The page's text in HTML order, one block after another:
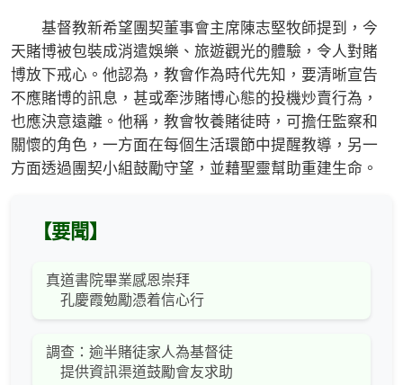
基督教新希望團契董事會主席陳志堅牧師提到，今
天賭博被包裝成消遣娛樂、旅遊觀光的體驗，令人對賭
博放下戒心。他認為，教會作為時代先知，要清晰宣告
不應賭博的訊息，甚或牽涉賭博心態的投機炒賣行為，
也應決意遠離。他稱，教會牧養賭徒時，可擔任監察和
關懷的角色，一方面在每個生活環節中提醒教導，另一
方面透過團契小組鼓勵守望，並藉聖靈幫助重建生命。
【要聞】
真道書院畢業感恩崇拜
孔慶霞勉勵憑着信心行
調查：逾半賭徒家人為基督徒
提供資訊渠道鼓勵會友求助